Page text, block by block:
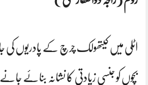
اٹلی میں کیتھولک چرچ کے پادریوں
بچوں کو جنسی زیادتی کا نشانہ بنائے